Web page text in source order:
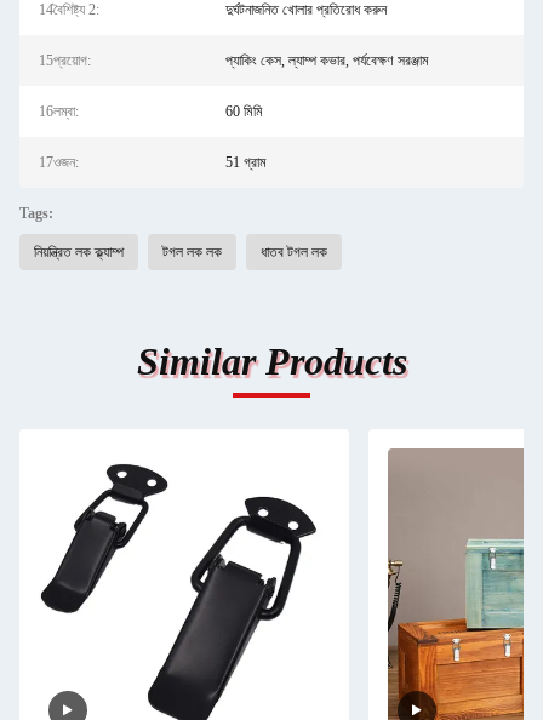
14বৈশিষ্ট্য 2: দুর্ঘটনাজনিত খোলার প্রতিরোধ করুন
15প্রয়োগ: প্যাকিং কেস, ল্যাম্প কভার, পর্যবেক্ষণ সরঞ্জাম
16লম্বা: 60 মিমি
17ওজন: 51 গ্রাম
Tags:
নিয়ন্ত্রিত লক ক্ল্যাম্প টগল লক লক ধাতব টগল লক
Similar Products